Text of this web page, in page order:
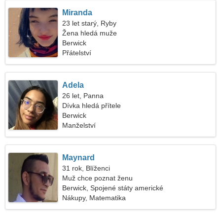
Miranda
23 let starý, Ryby
Žena hledá muže
Berwick
Přátelství
Adela
26 let, Panna
Dívka hledá přítele
Berwick
Manželství
Maynard
31 rok, Blíženci
Muž chce poznat ženu
Berwick, Spojené státy americké
Nákupy, Matematika